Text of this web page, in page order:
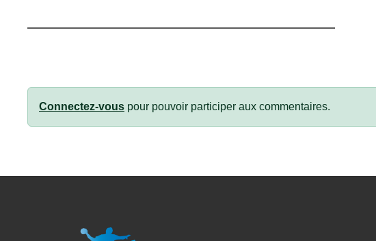
Connectez-vous pour pouvoir participer aux commentaires.